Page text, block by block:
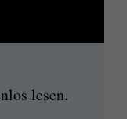
lesen.